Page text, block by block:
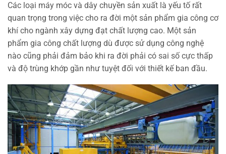
Các loại máy móc và dây chuyền sản xuất là yếu tố rất
quan trọng trong việc cho ra đời một sản phẩm gia công cơ
khí cho ngành xây dựng đạt chất lượng cao. Một sản
phẩm gia công chất lượng dù được sử dụng công nghệ
nào cũng phải đảm bảo khi ra đời phải có sai số cực thấp
và độ trùng khớp gần như tuyệt đối với thiết kế ban đầu.